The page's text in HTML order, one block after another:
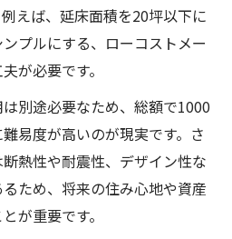
えば、延床面積を20坪以下に
プルにする、ローコストメー
が必要です。
別途必要なため、総額で1000
易度が高いのが現実です。さ
熱性や耐震性、デザイン性な
ため、将来の住み心地や資産
が重要です。